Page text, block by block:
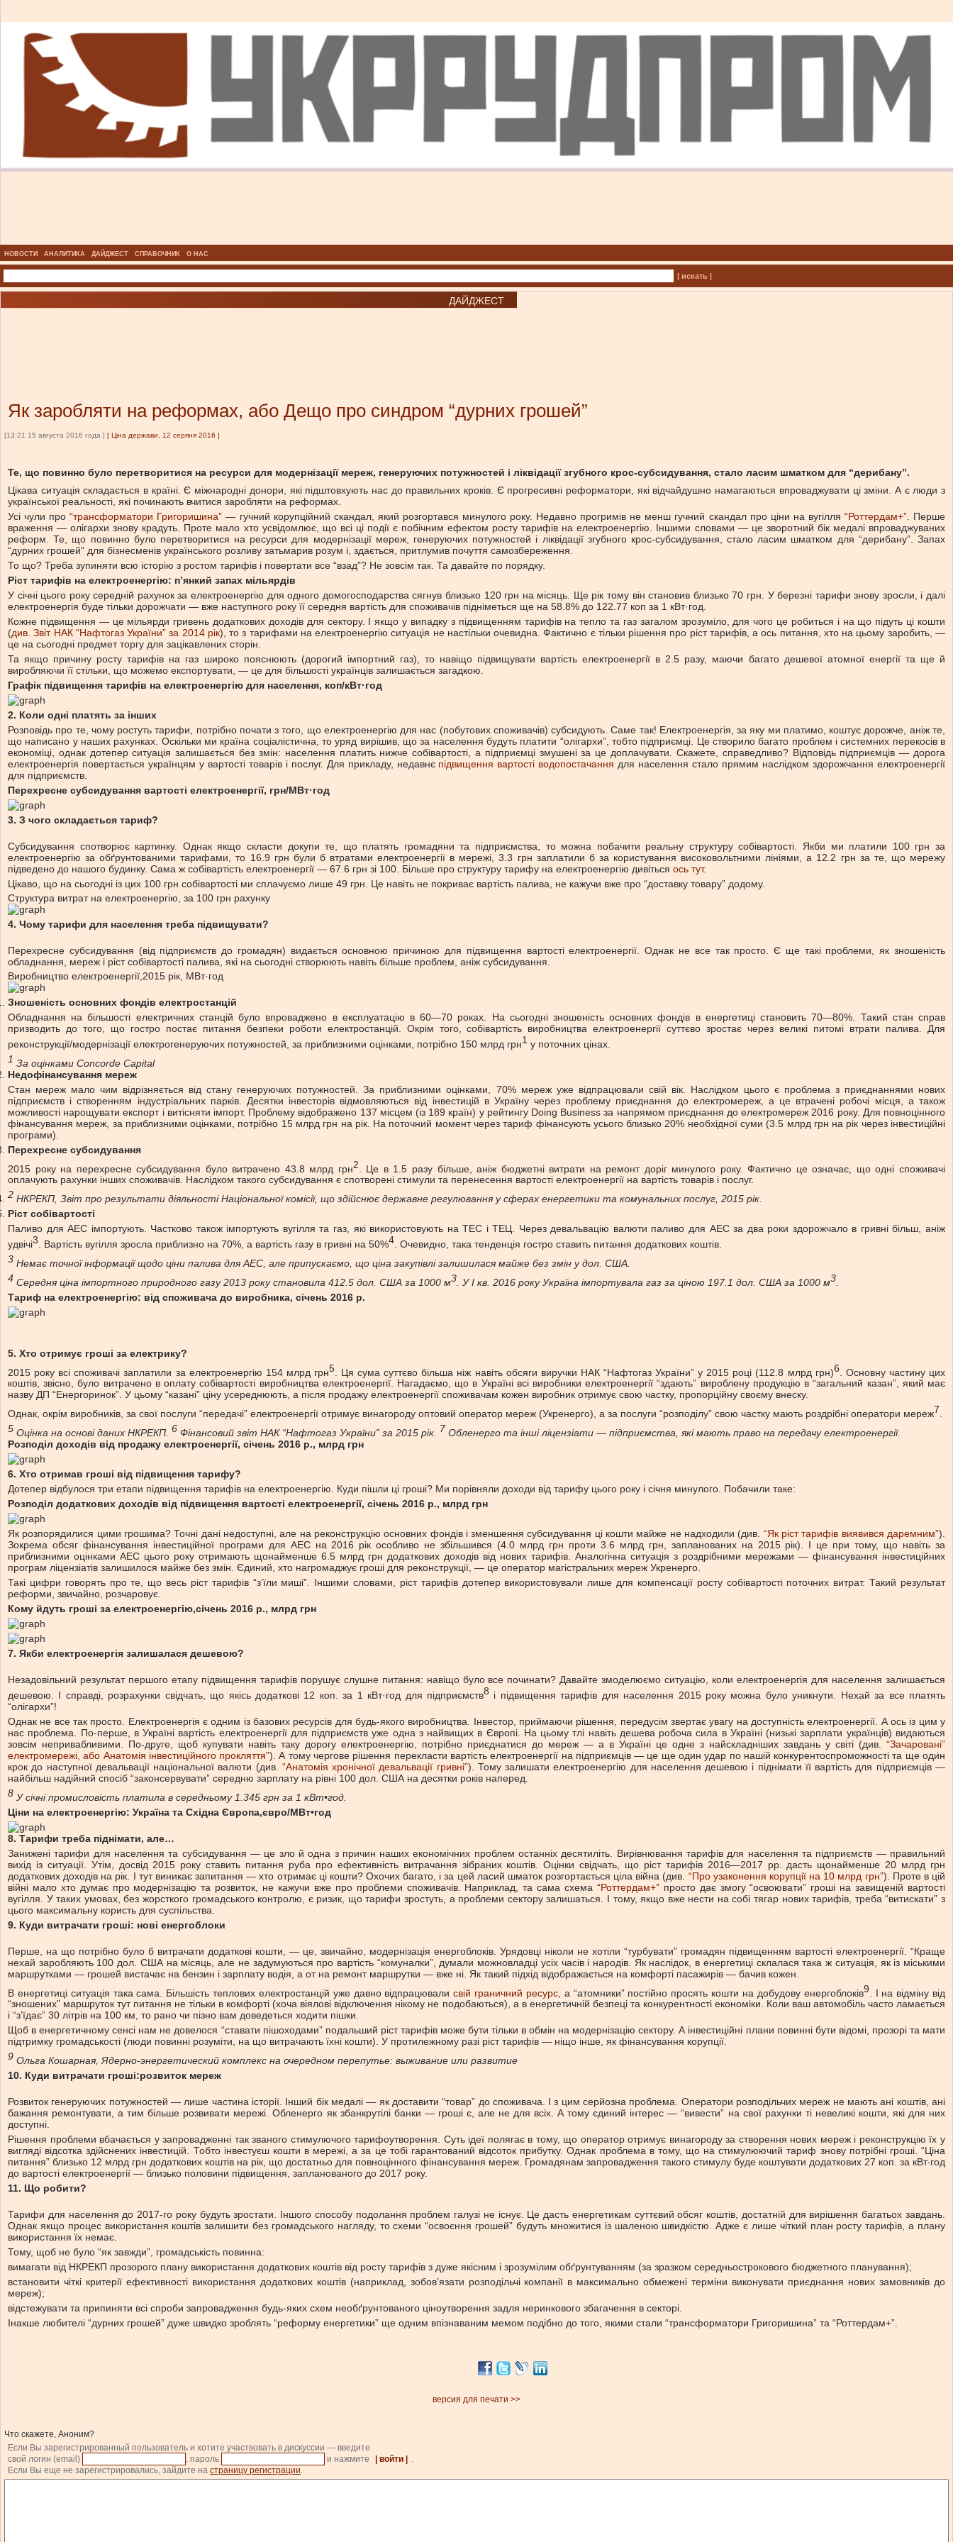
НОВОСТИ АНАЛИТИКА ДАЙДЖЕСТ СПРАВОЧНИК О НАС
| искать |
ДАЙДЖЕСТ
Як заробляти на реформах, або Дещо про синдром “дурних грошей”
[13:21 15 августа 2016 года ] [ Ціна держави, 12 серпня 2016 ]
Те, що повинно було перетворитися на ресурси для модернізації мереж, генеруючих потужностей і ліквідації згубного крос-субсидування, стало ласим шматком для “дерибану”.
Цікава ситуація складається в країні. Є міжнародні донори, які підштовхують нас до правильних кроків. Є прогресивні реформатори, які відчайдушно намагаються впроваджувати ці зміни. А є люди з
української реальності, які починають вчитися заробляти на реформах.
Усі чули про“трансформатори Григоришина” — гучний корупційний скандал, який розгортався минулого року. Недавно прогримів не менш гучний скандал про ціни на вугілля “Роттердам+”. Перше
враження — олігархи знову крадуть. Проте мало хто усвідомлює, що всі ці події є побічним ефектом росту тарифів на електроенергію. Іншими словами — це зворотний бік медалі впроваджуваних
реформ. Те, що повинно було перетворитися на ресурси для модернізації мереж, генеруючих потужностей і ліквідації згубного крос-субсидування, стало ласим шматком для “дерибану”. Запах
“дурних грошей” для бізнесменів українського розливу затьмарив розум і, здається, притлумив почуття самозбереження.
То що? Треба зупиняти всю історію з ростом тарифів і повертати все “взад”? Не зовсім так. Та давайте по порядку.
Ріст тарифів на електроенергію: п’янкий запах мільярдів
У січні цього року середній рахунок за електроенергію для одного домогосподарства сягнув близько 120 грн на місяць. Ще рік тому він становив близько 70 грн. У березні тарифи знову зросли, і далі
електроенергія буде тільки дорожчати — вже наступного року її середня вартість для споживачів підніметься ще на 58.8% до 122.77 коп за 1 кВт·год.
Кожне підвищення — це мільярди гривень додаткових доходів для сектору. І якщо у випадку з підвищенням тарифів на тепло та газ загалом зрозуміло, для чого це робиться і на що підуть ці кошти
(див. Звіт НАК “Нафтогаз України” за 2014 рік), то з тарифами на електроенергію ситуація не настільки очевидна. Фактично є тільки рішення про ріст тарифів, а ось питання, хто на цьому заробить, —
це на сьогодні предмет торгу для зацікавлених сторін.
Та якщо причину росту тарифів на газ широко пояснюють (дорогий імпортний газ), то навіщо підвищувати вартість електроенергії в 2.5 разу, маючи багато дешевої атомної енергії та ще й
виробляючи її стільки, що можемо експортувати, — це для більшості українців залишається загадкою.
Графік підвищення тарифів на електроенергію для населення, коп/кВт·год
2. Коли одні платять за інших
Розповідь про те, чому ростуть тарифи, потрібно почати з того, що електроенергію для нас (побутових споживачів) субсидують. Саме так! Електроенергія, за яку ми платимо, коштує дорожче, аніж те,
що написано у наших рахунках. Оскільки ми країна соціалістична, то уряд вирішив, що за населення будуть платити “олігархи”, тобто підприємці. Це створило багато проблем і системних перекосів в
економіці, однак дотепер ситуація залишається без змін: населення платить нижче собівартості, а підприємці змушені за це доплачувати. Скажете, справедливо? Відповідь підприємців — дорога
електроенергія повертається українцям у вартості товарів і послуг. Для прикладу, недавнє підвищення вартості водопостачання для населення стало прямим наслідком здорожчання електроенергії
для підприємств.
Перехресне субсидування вартості електроенергії, грн/МВт·год
3. З чого складається тариф?
Субсидування спотворює картинку. Однак якщо скласти докупи те, що платять громадяни та підприємства, то можна побачити реальну структуру собівартості. Якби ми платили 100 грн за
електроенергію за обґрунтованими тарифами, то 16.9 грн були б втратами електроенергії в мережі, 3.3 грн заплатили б за користування високовольтними лініями, а 12.2 грн за те, що мережу
підведено до нашого будинку. Сама ж собівартість електроенергії — 67.6 грн зі 100. Більше про структуру тарифу на електроенергію дивіться ось тут.
Цікаво, що на сьогодні із цих 100 грн собівартості ми сплачуємо лише 49 грн. Це навіть не покриває вартість палива, не кажучи вже про “доставку товару” додому.
Структура витрат на електроенергію, за 100 грн рахунку
4. Чому тарифи для населення треба підвищувати?
Перехресне субсидування (від підприємств до громадян) видається основною причиною для підвищення вартості електроенергії. Однак не все так просто. Є ще такі проблеми, як зношеність
обладнання, мереж і ріст собівартості палива, які на сьогодні створюють навіть більше проблем, аніж субсидування.
Виробництво електроенергії, 2015 рік, МВт·год
Зношеність основних фондів електростанцій
Обладнання на більшості електричних станцій було впроваджено в експлуатацію в 60—70 роках. На сьогодні зношеність основних фондів в енергетиці становить 70—80%. Такий стан справ
призводить до того, що гостро постає питання безпеки роботи електростанцій. Окрім того, собівартість виробництва електроенергії суттєво зростає через великі питомі втрати палива. Для
реконструкції/модернізації електрогенеруючих потужностей, за приблизними оцінками, потрібно 150 млрд грн1 у поточних цінах.
1 За оцінками Concorde Capital
Недофінансування мереж
Стан мереж мало чим відрізняється від стану генеруючих потужностей. За приблизними оцінками, 70% мереж уже відпрацювали свій вік. Наслідком цього є проблема з приєднаннями нових
підприємств і створенням індустріальних парків. Десятки інвесторів відмовляються від інвестицій в Україну через проблему приєднання до електромереж, а це втрачені робочі місця, а також
можливості нарощувати експорт і витісняти імпорт. Проблему відображено 137 місцем (із 189 країн) у рейтингу Doing Business за напрямом приєднання до електромереж 2016 року. Для повноцінного
фінансування мереж, за приблизними оцінками, потрібно 15 млрд грн на рік. На поточний момент через тариф фінансують усього близько 20% необхідної суми (3.5 млрд грн на рік через інвестиційні
програми).
Перехресне субсидування
2015 року на перехресне субсидування було витрачено 43.8 млрд грн2 . Це в 1.5 разу більше, аніж бюджетні витрати на ремонт доріг минулого року. Фактично це означає, що одні споживачі
оплачують рахунки інших споживачів. Наслідком такого субсидування є спотворені стимули та перенесення вартості електроенергії на вартість товарів і послуг.
2 НКРЕКП, Звіт про результати діяльності Національної комісії, що здійснює державне регулювання у сферах енергетики та комунальних послуг, 2015 рік.
Ріст собівартості
Паливо для АЕС імпортують. Частково також імпортують вугілля та газ, які використовують на ТЕС і ТЕЦ. Через девальвацію валюти паливо для АЕС за два роки здорожчало в гривні більш, аніж
удвічі3 . Вартість вугілля зросла приблизно на 70%, а вартість газу в гривні на 50%4 . Очевидно, така тенденція гостро ставить питання додаткових коштів.
3 Немає точної інформації щодо ціни палива для АЕС, але припускаємо, що ціна закупівлі залишилася майже без змін у дол. США.
4 Середня ціна імпортного природного газу 2013 року становила 412.5 дол. США за 1000 м3 . У І кв. 2016 року Україна імпортувала газ за ціною 197.1 дол. США за 1000 м3
Тариф на електроенергію: від споживача до виробника, січень 2016 р.
5. Хто отримує гроші за електрику?
2015 року всі споживачі заплатили за електроенергію 154 млрд грн5. Ця сума суттєво більша ніж навіть обсяги виручки НАК “Нафтогаз України” у 2015 році (112.8 млрд грн)6 . Основну частину цих
коштів, звісно, було витрачено в оплату собівартості виробництва електроенергії. Нагадаємо, що в Україні всі виробники електроенергії “здають” вироблену продукцію в “загальний казан”, який має
назву ДП “Енергоринок”. У цьому “казані” ціну усереднюють, а після продажу електроенергії споживачам кожен виробник отримує свою частку, пропорційну своєму внеску.
Однак, окрім виробників, за свої послуги “передачі” електроенергії отримує винагороду оптовий оператор мереж (Укренерго), а за послуги “розподілу” свою частку мають роздрібні оператори мереж7
5 Оцінка на основі даних НКРЕКП. 6 Фінансовий звіт НАК “Нафтогаз України” за 2015 рік. 7 Обленерго та інші ліцензіати — підприємства, які мають право на передачу електроенергії.
Розподіл доходів від продажу електроенергії, січень 2016 р., млрд грн
6. Хто отримав гроші від підвищення тарифу?
Дотепер відбулося три етапи підвищення тарифів на електроенергію. Куди пішли ці гроші? Ми порівняли доходи від тарифу цього року і січня минулого. Побачили таке:
Розподіл додаткових доходів від підвищення вартості електроенергії, січень 2016 р., млрд грн
Як розпорядилися цими грошима? Точні дані недоступні, але на реконструкцію основних фондів і зменшення субсидування ці кошти майже не надходили (див. “Як ріст тарифів виявився даремним”).
Зокрема обсяг фінансування інвестиційної програми для АЕС на 2016 рік особливо не збільшився (4.0 млрд грн проти 3.6 млрд грн, запланованих на 2015 рік). І це при тому, що навіть за
приблизними оцінками АЕС цього року отримають щонайменше 6.5 млрд грн додаткових доходів від нових тарифів. Аналогічна ситуація з роздрібними мережами — фінансування інвестиційних
програм ліцензіатів залишилося майже без змін. Єдиний, хто нагромаджує гроші для реконструкції, — це оператор магістральних мереж Укренерго.
Такі цифри говорять про те, що весь ріст тарифів “з’їли миші”. Іншими словами, ріст тарифів дотепер використовували лише для компенсації росту собівартості поточних витрат. Такий результат
реформи, звичайно, розчаровує.
Кому йдуть гроші за електроенергію,січень 2016 р., млрд грн
7. Якби електроенергія залишалася дешевою?
Незадовільний результат першого етапу підвищення тарифів порушує слушне питання: навіщо було все починати? Давайте змоделюємо ситуацію, коли електроенергія для населення залишається
дешевою. І справді, розрахунки свідчать, що якісь додаткові 12 коп. за 1 кВт·год для підприємств8 і підвищення тарифів для населення 2015 року можна було уникнути. Нехай за все платять
“олігархи”!
Однак не все так просто. Електроенергія є одним із базових ресурсів для будь-якого виробництва. Інвестор, приймаючи рішення, передусім звертає увагу на доступність електроенергії. А ось із цим у
нас проблема. По-перше, в Україні вартість електроенергії для підприємств уже одна з найвищих в Європі. На цьому тлі навіть дешева робоча сила в Україні (низькі зарплати українців) видаються
зовсім непривабливими. По-друге, щоб купувати навіть таку дорогу електроенергію, потрібно приєднатися до мереж — а в Україні це одне з найскладніших завдань у світі (див. “Зачаровані”
електромережі, або Анатомія інвестиційного прокляття”). А тому чергове рішення перекласти вартість електроенергії на підприємців — це ще один удар по нашій конкурентоспроможності та ще один
крок до наступної девальвації національної валюти (див. “Анатомія хронічної девальвації гривні”). Тому залишати електроенергію для населення дешевою і піднімати її вартість для підприємців —
найбільш надійний спосіб “законсервувати” середню зарплату на рівні 100 дол. США на десятки років наперед.
8 У січні промисловість платила в середньому 1.345 грн за 1 кВт•год.
Ціни на електроенергію: Україна та Східна Європа,євро/МВт•год
8. Тарифи треба піднімати, але…
Занижені тарифи для населення та субсидування — це зло й одна з причин наших економічних проблем останніх десятиліть. Вирівнювання тарифів для населення та підприємств — правильний
вихід із ситуації. Утім, досвід 2015 року ставить питання руба про ефективність витрачання зібраних коштів. Оцінки свідчать, що ріст тарифів 2016—2017 рр. дасть щонайменше 20 млрд грн
додаткових доходів на рік. І тут виникає запитання — хто отримає ці кошти? Охочих багато, і за цей ласий шматок розгортається ціла війна (див. “Про узаконення корупції на 10 млрд грн”). Проте в цій
війні мало хто думає про модернізацію та розвиток, не кажучи вже про проблеми споживачів. Наприклад, та сама схема “Роттердам+”просто дає змогу “освоювати” гроші на завищеній вартості
вугілля. У таких умовах, без жорсткого громадського контролю, є ризик, що тарифи зростуть, а проблеми сектору залишаться. І тому, якщо вже нести на собі тягар нових тарифів, треба “витискати” з
цього максимальну користь для суспільства.
9. Куди витрачати гроші: нові енергоблоки
Перше, на що потрібно було б витрачати додаткові кошти, — це, звичайно, модернізація енергоблоків. Урядовці ніколи не хотіли “турбувати” громадян підвищенням вартості електроенергії. “Краще
нехай заробляють 100 дол. США на місяць, але не задумуються про вартість “комуналки”, думали можновладці усіх часів і народів. Як наслідок, в енергетиці склалася така ж ситуація, як із міськими
маршрутками — грошей вистачає на бензин і зарплату водія, а от на ремонт маршрутки — вже ні. Як такий підхід відображається на комфорті пасажирів — бачив кожен.
В енергетиці ситуація така сама. Більшість теплових електростанцій уже давно відпрацювалисвій граничний ресурс, а “атомники” постійно просять кошти на добудову енергоблоків9 . І на відміну від
“зношених” маршруток тут питання не тільки в комфорті (хоча віялові відключення нікому не подобаються), а в енергетичній безпеці та конкурентності економіки. Коли ваш автомобіль часто ламається
і “з’їдає” 30 літрів на 100 км, то рано чи пізно вам доведеться ходити пішки.
Щоб в енергетичному сенсі нам не довелося “ставати пішоходами” подальший ріст тарифів може бути тільки в обмін на модернізацію сектору. А інвестиційні плани повинні бути відомі, прозорі та мати
підтримку громадськості (люди повинні розуміти, на що витрачають їхні кошти). У протилежному разі ріст тарифів — ніщо інше, як фінансування корупції.
9 Ольга Кошарная, Ядерно-энергетический комплекс на очередном перепутье: выживание или развитие
10. Куди витрачати гроші:розвиток мереж
Розвиток генеруючих потужностей — лише частина історії. Інший бік медалі — як доставити “товар” до споживача. І з цим серйозна проблема. Оператори розподільчих мереж не мають ані коштів, ані
бажання ремонтувати, а тим більше розвивати мережі. Обленерго як збанкрутілі банки — гроші є, але не для всіх. А тому єдиний інтерес — “вивести” на свої рахунки ті невеликі кошти, які для них
доступні.
Рішення проблеми вбачається у запровадженні так званого стимулючого тарифоутворення. Суть ідеї полягає в тому, що оператор отримує винагороду за створення нових мереж і реконструкцію їх у
вигляді відсотка здійснених інвестицій. Тобто інвестуєш кошти в мережі, а за це тобі гарантований відсоток прибутку. Однак проблема в тому, що на стимулюючий тариф знову потрібні гроші. “Ціна
питання” близько 12 млрд грн додаткових коштів на рік, що достатньо для повноцінного фінансування мереж. Громадянам запровадження такого стимулу буде коштувати додаткових 27 коп. за кВт∙год
до вартості електроенергії — близько половини підвищення, запланованого до 2017 року.
11. Що робити?
Тарифи для населення до 2017-го року будуть зростати. Іншого способу подолання проблем галузі не існує. Це дасть енергетикам суттєвий обсяг коштів, достатній для вирішення багатьох завдань.
Однак якщо процес використання коштів залишити без громадського нагляду, то схеми “освоєння грошей” будуть множитися із шаленою швидкістю. Адже є лише чіткий план росту тарифів, а плану
використання їх немає.
Тому, щоб не було “як завжди”, громадськість повинна:
вимагати від НКРЕКП прозорого плану використання додаткових коштів від росту тарифів з дуже якісним і зрозумілим обґрунтуванням (за зразком середньострокового бюджетного планування);
встановити чіткі критерії ефективності використання додаткових коштів (наприклад, зобов’язати розподільчі компанії в максимально обмежені терміни виконувати приєднання нових замовників до
мереж);
відстежувати та припиняти всі спроби запровадження будь-яких схем необґрунтованого ціноутворення задля неринкового збагачення в секторі.
Інакше любителі “дурних грошей” дуже швидко зроблять “реформу енергетики” ще одним впізнаваним мемом подібно до того, якими стали “трансформатори Григоришина” та “Роттердам+”.
версия для печати >>
Что скажете, Аноним?
Если Вы зарегистрированный пользователь и хотите участвовать в дискуссии — введите
свой логин (email)
, пароль и нажмите | войти |
.
Если Вы еще не зарегистрировались, зайдите на страницу регистрации.